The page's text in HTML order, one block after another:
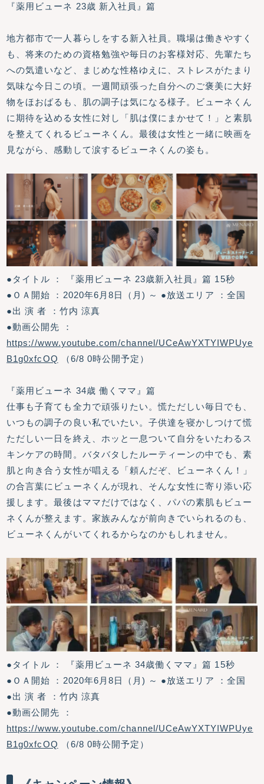
『薬用ビューネ 23歳 新入社員』篇
地方都市で一人暮らしをする新入社員。職場は働きやすく
も、将来のための資格勉強や毎日のお客様対応、先輩たち
への気遣いなど、まじめな性格ゆえに、ストレスがたまり
気味な今日この頃。一週間頑張った自分へのご褒美に大好
物をほおばるも、肌の調子は気になる様子。ビューネくん
に期待を込める女性に対し「肌は僕にまかせて！」と素肌
を整えてくれるビューネくん。最後は女性と一緒に映画を
見ながら、感動して涙するビューネくんの姿も。
●タイトル ： 『薬用ビューネ 23歳新入社員』篇 15秒
●ＯＡ開始 ：2020年6月8日（月) ～ ●放送エリア ：全国
●出 演 者 ：竹内 涼真
●動画公開先 ：
https://www.youtube.com/channel/UCeAwYXTYIWPUye
B1g0xfcOQ （6/8 0時公開予定）
『薬用ビューネ 34歳 働くママ』篇
仕事も子育ても全力で頑張りたい。慌ただしい毎日でも、
いつもの調子の良い私でいたい。子供達を寝かしつけて慌
ただしい一日を終え、ホッと一息ついて自分をいたわるス
キンケアの時間。バタバタしたルーティーンの中でも、素
肌と向き合う女性が唱える「頼んだぞ、ビューネくん！」
の合言葉にビューネくんが現れ、そんな女性に寄り添い応
援します。最後はママだけではなく、パパの素肌もビュー
ネくんが整えます。家族みんなが前向きでいられるのも、
ビューネくんがいてくれるからなのかもしれません。
●タイトル ： 『薬用ビューネ 34歳働くママ』篇 15秒
●ＯＡ開始 ：2020年6月8日（月) ～ ●放送エリア ：全国
●出 演 者 ：竹内 涼真
●動画公開先 ：
https://www.youtube.com/channel/UCeAwYXTYIWPUye
B1g0xfcOQ （6/8 0時公開予定）